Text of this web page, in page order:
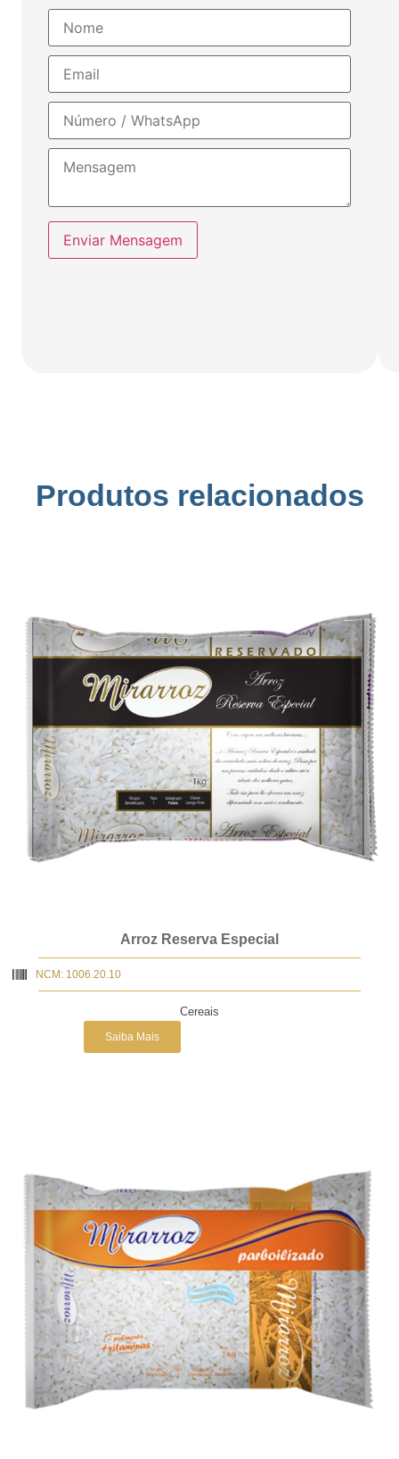
Enviar Mensagem
Produtos relacionados
Arroz Reserva Especial
NCM: 1006.20.10
Cereais
Saiba Mais